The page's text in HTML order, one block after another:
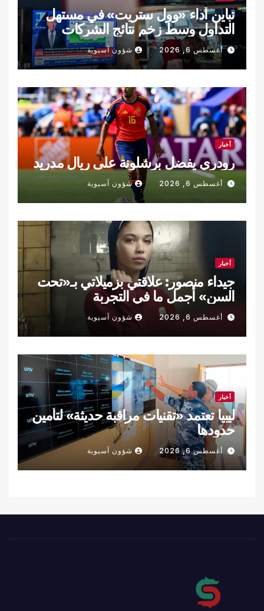
تباين أداء «وول ستريت» في مستهل
التداول وسط زخم نتائج الشركات
أغسطس 6, 2026 شؤون آسيوية
أخبار
رودري يفضل برشلونة على ريال مدريد
أغسطس 6, 2026 شؤون آسيوية
أخبار
جيداء منصور: علاقتي بزميلاتي بـ«تحت
السن» أجمل ما في التجربة
أغسطس 6, 2026 شؤون آسيوية
أخبار
ليبيا تعتمد «تقنيات مراقبة حديثة» لتأمين
حدودها
أغسطس 6, 2026 شؤون آسيوية